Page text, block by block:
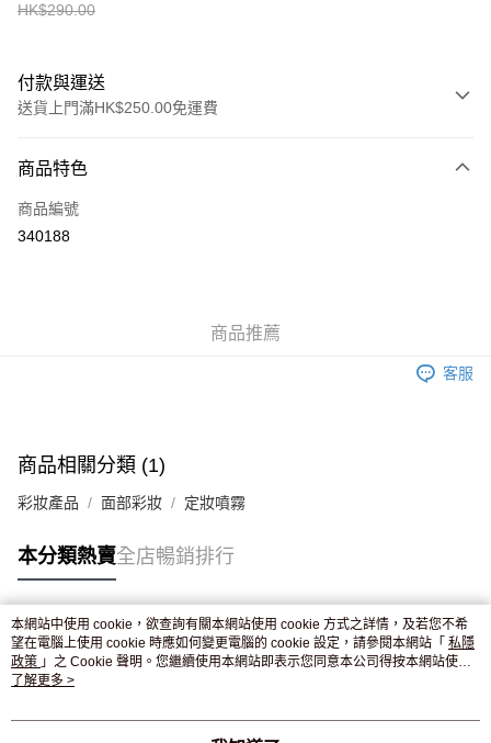
HK$290.00
付款與運送
送貨上門滿HK$250.00免運費
信用卡
Apple Pay
付款後門市自取，訂單確認後2-4個工作天到店，7天內取。逾期後
商品特色
商品編號
340188
商品推薦
客服
商品相關分類 (1)
彩妝產品 面部彩妝 定妝噴霧
本分類熱賣全店暢銷排行
熱門標籤
熱銷排行
本網站中使用 cookie，欲查詢有關本網站使用 cookie 方式之詳情，及若您不希
望在電腦上使用 cookie 時應如何變更電腦的 cookie 設定，請參閱本網站「 私隱
政策 」之 Cookie 聲明。您繼續使用本網站即表示您同意本公司得按本網站使用
條款之 Cookie 聲明使用 cookie。
了解更多 >